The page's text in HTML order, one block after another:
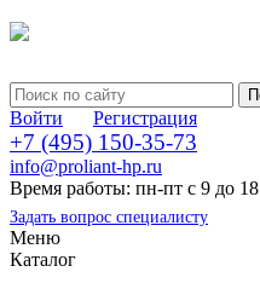
Войти Регистрация
+7 (495) 150-35-73
info@proliant-hp.ru
Время работы: пн-пт с 9 до 18
Задать вопрос специалисту
Меню
Каталог